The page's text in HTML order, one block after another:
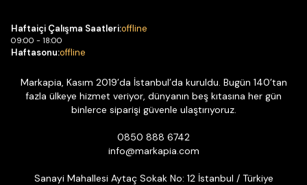
Haftaiçi Çalışma Saatleri:offline
09:00 - 18:00
Haftasonu:offline
Markapia, Kasım 2019’da İstanbul’da kuruldu. Bugün 140’tan
fazla ülkeye hizmet veriyor, dünyanın beş kıtasına her gün
binlerce siparişi güvenle ulaştırıyoruz.
0850 888 6742
info@markapia.com
Sanayi Mahallesi Aytaç Sokak No: 12 İstanbul / Türkiye